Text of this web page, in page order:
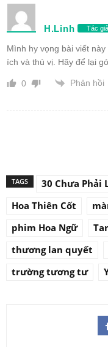
H.Linh Tác
Mình hy vọng bài viết
ích và thú vị. Hãy để lại
0 Phản hồi
TAGS 30 Chưa Phải
Hoa Thiên Cốt
phim Hoa Ngữ
thương lan quyết
trường tương tư